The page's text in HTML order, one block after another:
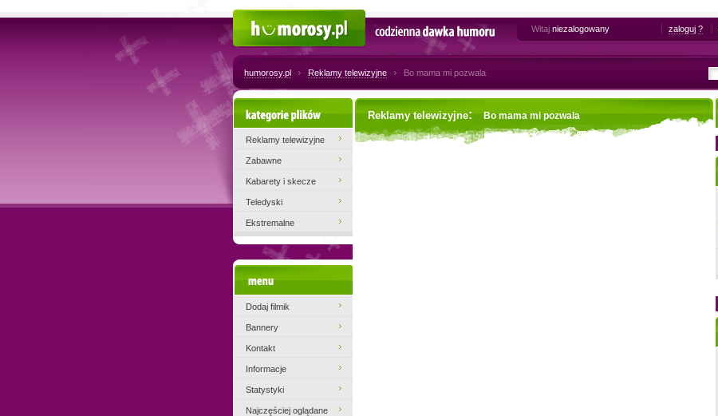
Codzienna dawka humoru
Witaj niezalogowany zaloguj ?
humorosy.pl Reklamy telewizyjne Bo mama mi pozwala
Reklamy telewizyjne: Bo mama mi pozwala
Kategorie plików
Reklamy telewizyjne
Zabawne
Kabarety i skecze
Teledyski
Ekstremalne
Dodaj filmik
Bannery
Kontakt
Informacje
Statystyki
Najczęściej oglądane